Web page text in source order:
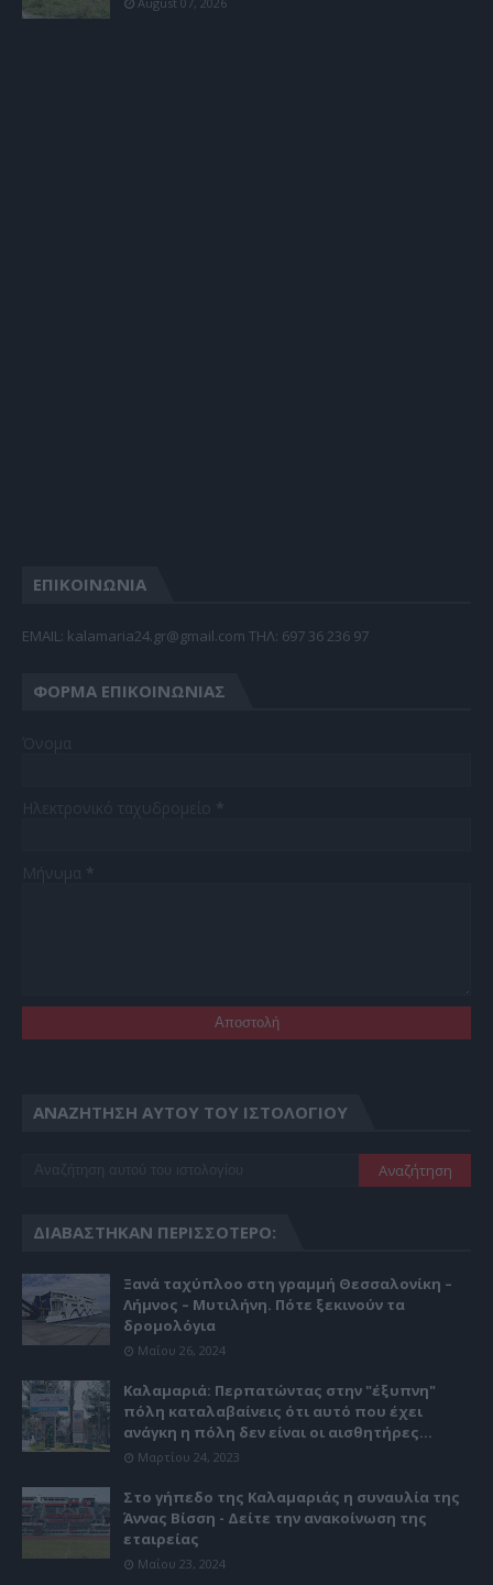
ΕΠΙΚΟΙΝΩΝΙΑ
EMAIL: kalamaria24.gr@gmail.com TΗΛ: 697 36 236 97
ΦΌΡΜΑ ΕΠΙΚΟΙΝΩΝΊΑΣ
ΑΝΑΖΉΤΗΣΗ ΑΥΤΟΎ ΤΟΥ ΙΣΤΟΛΟΓΊΟΥ
ΔΙΑΒΆΣΤΗΚΑΝ ΠΕΡΙΣΣΌΤΕΡΟ:
Ξανά ταχύπλοο στη γραμμή Θεσσαλονίκη –
Λήμνος – Μυτιλήνη. Πότε ξεκινούν τα
δρομολόγια
Μαΐου 26, 2024
Καλαμαριά: Περπατώντας στην "έξυπνη"
πόλη καταλαβαίνεις ότι αυτό που έχει
ανάγκη η πόλη δεν είναι οι αισθητήρες...
Μαρτίου 24, 2023
Στο γήπεδο της Καλαμαριάς η συναυλία της
Άννας Βίσση - Δείτε την ανακοίνωση της
εταιρείας
Μαΐου 23, 2024